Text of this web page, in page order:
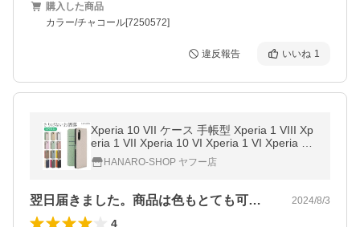
購入した商品
カラー/チャコール[7250572]
違反報告 いいね 1
Xperia 10 VII ケース 手帳型 Xperia 1 VIII Xp
eria 1 VII Xperia 10 VI Xperia 1 VI Xperia 5
V Xperia 10 V Xperia 1 V ケース エクスペリ
ア シュリンク PU
HANARO-SHOP ヤフー店
翌日届きました。商品は色もとても可愛い… 2024/8/3
4